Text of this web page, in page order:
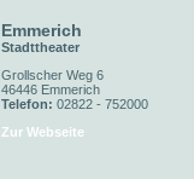
Emmerich
Stadttheater
Grollscher Weg 6
46446 Emmerich
Telefon: 02822 - 752000
Zur Webseite